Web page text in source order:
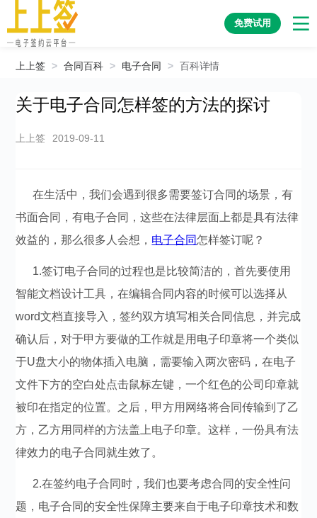
免费试用
上上签 > 合同百科 > 电子合同 > 百科详情
关于电子合同怎样签的方法的探讨
上上签 2019-09-11
在生活中，我们会遇到很多需要签订合同的场景，有
书面合同，有电子合同，这些在法律层面上都是具有法律
效益的，那么很多人会想， 电子合同怎样签订呢？
1.签订电子合同的过程也是比较简洁的，首先要使用
智能文档设计工具，在编辑合同内容的时候可以选择从
word文档直接导入，签约双方填写相关合同信息，并完成
确认后，对于甲方要做的工作就是用电子印章将一个类似
于U盘大小的物体插入电脑，需要输入两次密码，在电子
文件下方的空白处点击鼠标左键，一个红色的公司印章就
被印在指定的位置。之后，甲方用网络将合同传输到了乙
方，乙方用同样的方法盖上电子印章。这样，一份具有法
律效力的电子合同就生效了。
2.在签约电子合同时，我们也要考虑合同的安全性问
题，电子合同的安全性保障主要来自于电子印章技术和数